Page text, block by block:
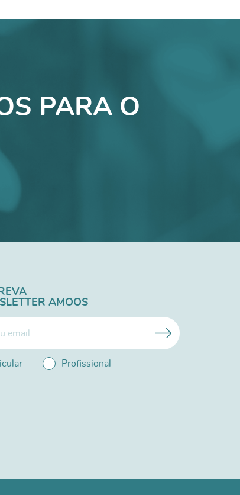
PARA O
AMOOS
Profissional